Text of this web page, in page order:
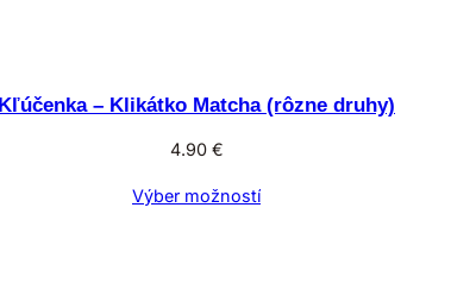
Kľúčenka – Klikátko Matcha (rôzne druhy)
4.90 €
Výber možností